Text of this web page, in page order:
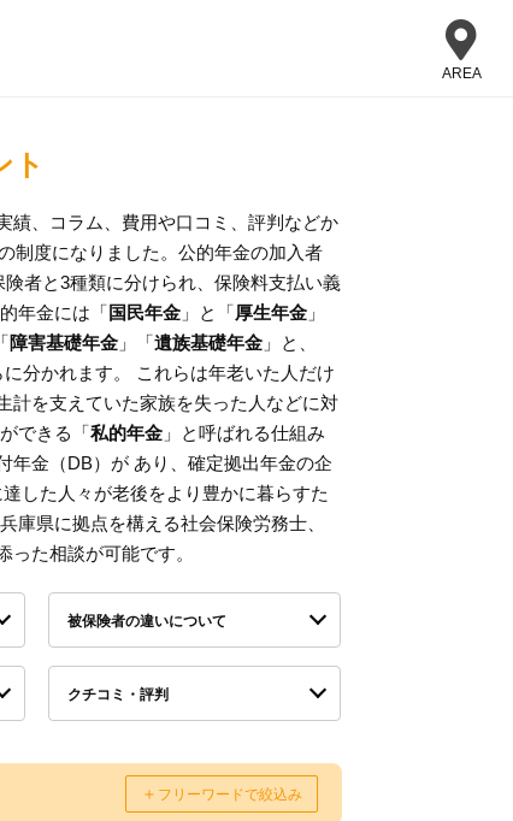
AREA
ト
績、コラム、費用や口コミ、評判などか
制度になりました。公的年金の加入者
者と3種類に分けられ、保険料支払い義
年金には「国民年金 」と「厚生年金 」
障害基礎年金 」「遺族基礎年金 」と、
に分かれます。 これらは年老いた人だけ
計を支えていた家族を失った人などに対
できる「私的年金 」と呼ばれる仕組み
年金（DB）が あり、確定拠出年金の企
した人々が老後をより豊かに暮らすた
庫県に拠点を構える社会保険労務士、
た相談が可能です。
被保険者の違いについて
クチコミ・評判
＋ フリーワードで絞込み